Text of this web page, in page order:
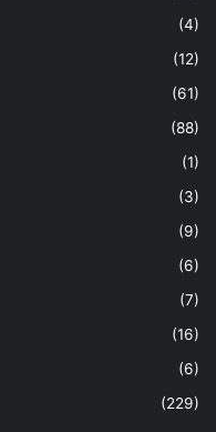
(4)
(12)
(61)
(88)
(1)
(3)
(9)
(6)
(7)
(16)
(6)
(229)